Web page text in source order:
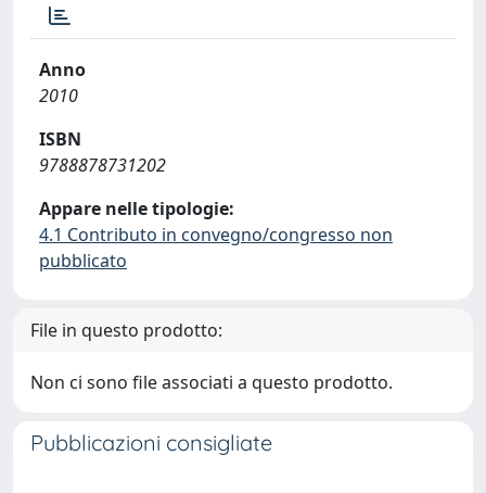
Anno
2010
ISBN
9788878731202
Appare nelle tipologie:
4.1 Contributo in convegno/congresso non
pubblicato
File in questo prodotto:
Non ci sono file associati a questo prodotto.
Pubblicazioni consigliate